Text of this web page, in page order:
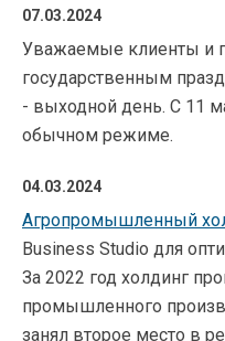
07.03.2024
Уважаемые клиенты и
государственным
- выходной день. С 11
обычном режиме.
04.03.2024
Агропромышленный
Business Studio для
За 2022 год холдинг
промышленного
занял второе место в